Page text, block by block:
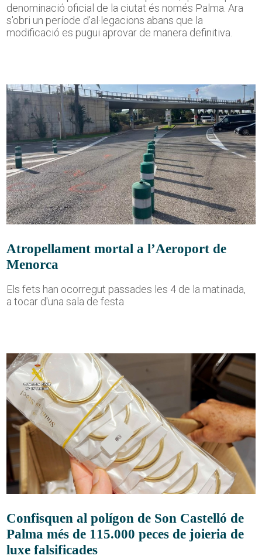
denominació oficial de la ciutat és només Palma. Ara
s'obri un període d'al·legacions abans que la
modificació es pugui aprovar de manera definitiva.
Atropellament mortal a l’Aeroport de
Menorca
Els fets han ocorregut passades les 4 de la matinada,
a tocar d'una sala de festa
Confisquen al polígon de Son Castelló de
Palma més de 115.000 peces de joieria de
luxe falsificades